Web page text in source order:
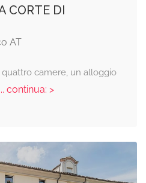
CORTE DI
AT
camere, un alloggio
continua: >